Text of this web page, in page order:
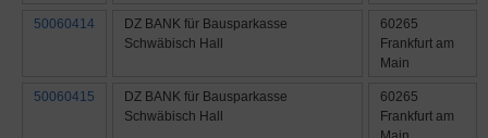
50060414
DZ BANK für Bausparkasse
Schwäbisch Hall
60265
Frankfurt am
Main
50060415
DZ BANK für Bausparkasse
Schwäbisch Hall
60265
Frankfurt am